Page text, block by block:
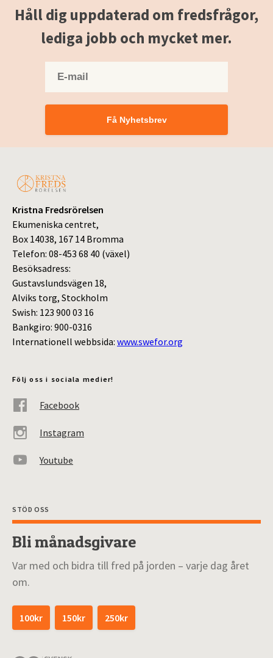
Håll dig uppdaterad om fredsfrågor,
lediga jobb och mycket mer.
Få Nyhetsbrev
Kristna Fredsrörelsen
Ekumeniska centret,
Box 14038, 167 14 Bromma
Telefon: 08-453 68 40 (växel)
Besöksadress:
Gustavslundsvägen 18,
Alviks torg, Stockholm
Swish: 123 900 03 16
Bankgiro: 900-0316
Internationell webbsida: www.swefor.org
Följ oss i sociala medier!
Facebook
Instagram
Youtube
STÖD OSS
Bli månadsgivare
Var med och bidra till fred på jorden – varje dag året
om.
100kr 150kr 250kr